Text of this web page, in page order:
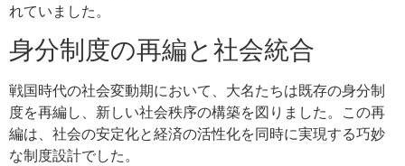
れていました。
身分制度の再編と社会統合
戦国時代の社会変動期において、大名たちは既存の身分制
度を再編し、新しい社会秩序の構築を図りました。この再
編は、社会の安定化と経済の活性化を同時に実現する巧妙
な制度設計でした。